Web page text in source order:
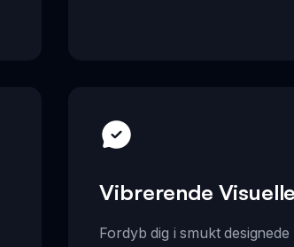
Vibrerende
Fordyb dig i smukt